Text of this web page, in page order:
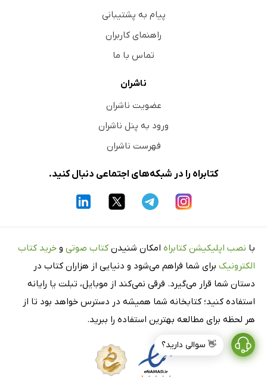
👋 سوالی دارید؟
پیام به پشتیبانی
راهنمای کاربران
تماس با ما
ناشران
عضویت ناشران
ورود به پنل ناشران
فهرست ناشران
کتابراه را در شبکه‌های اجتماعی دنبال کنید.
با نصب اپلیکیشن کتابراه امکان شنیدن کتاب صوتی و خرید کتاب
الکترونیک برای شما فراهم می‌شود و دنیایی از هزاران کتاب در
دستان شما قرار می‌گیرد. فرقی نمی‌کند از موبایل، تبلت یا رایانه
استفاده کنید؛ کتابخانه شما همیشه در دسترس خواهد بود تا از
هر لحظه برای مطالعه بهترین استفاده را ببرید.